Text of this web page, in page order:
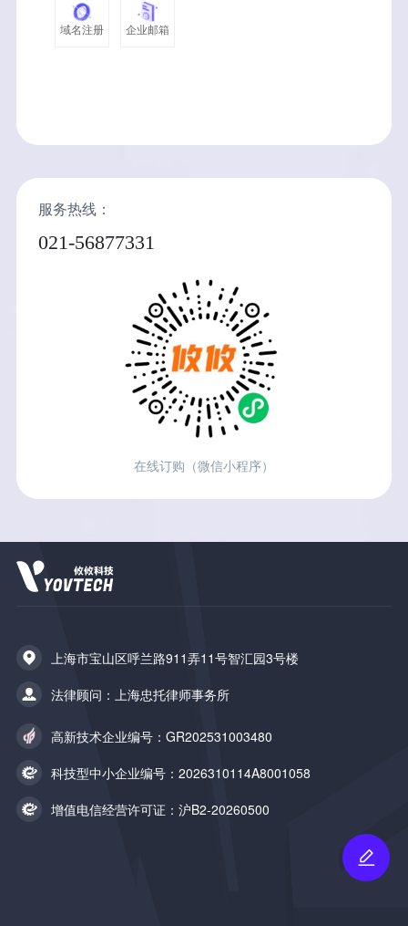
域名注册 企业邮箱
服务热线：
021-56877331
在线订购（微信小程序）
上海市宝山区呼兰路911弄11号智汇园3号楼
法律顾问：上海忠托律师事务所
高新技术企业编号：GR202531003480
科技型中小企业编号：2026310114A8001058
增值电信经营许可证：沪B2-20260500